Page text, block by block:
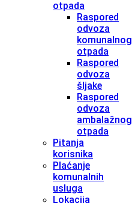
otpada
Raspored
odvoza
komunalnog
otpada
Raspored
odvoza
šljake
Raspored
odvoza
ambalažnog
otpada
Pitanja
korisnika
Plaćanje
komunalnih
usluga
Lokacija